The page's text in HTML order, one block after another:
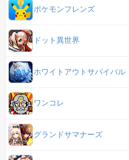
ポケモンフレンズ
ドット異世界
ホワイトアウトサバイバル
ワンコレ
グランドサマナーズ